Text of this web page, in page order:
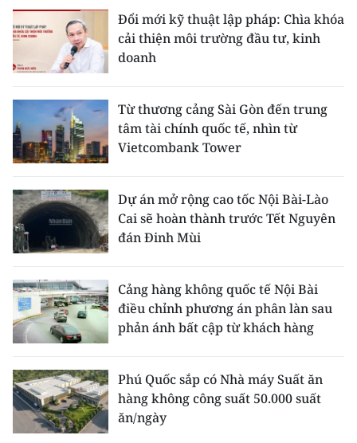
Đổi mới kỹ thuật lập pháp: Chìa khóa
cải thiện môi trường đầu tư, kinh
doanh
Từ thương cảng Sài Gòn đến trung
tâm tài chính quốc tế, nhìn từ
Vietcombank Tower
Dự án mở rộng cao tốc Nội Bài-Lào
Cai sẽ hoàn thành trước Tết Nguyên
đán Đinh Mùi
Cảng hàng không quốc tế Nội Bài
điều chỉnh phương án phân làn sau
phản ánh bất cập từ khách hàng
Phú Quốc sắp có Nhà máy Suất ăn
hàng không công suất 50.000 suất
ăn/ngày